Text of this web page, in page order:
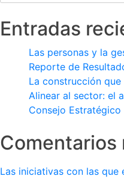
Entradas
Las personas y la
Reporte de
La construcción
Alinear al sector: el
Consejo
Comentarios
Las iniciativas con las